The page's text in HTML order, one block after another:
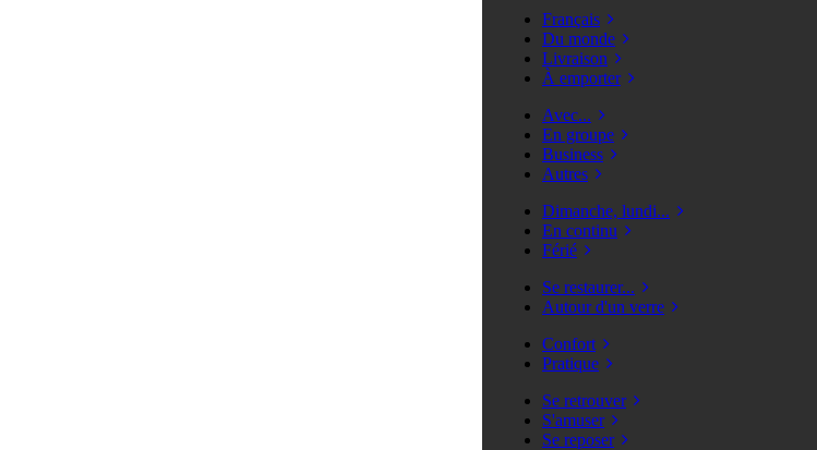
Français
Du monde
Livraison
À emporter
Avec...
En groupe
Business
Autres
Dimanche, lundi...
En continu
Férié
Se restaurer...
Autour d'un verre
Confort
Pratique
Se retrouver
S'amuser
Se reposer